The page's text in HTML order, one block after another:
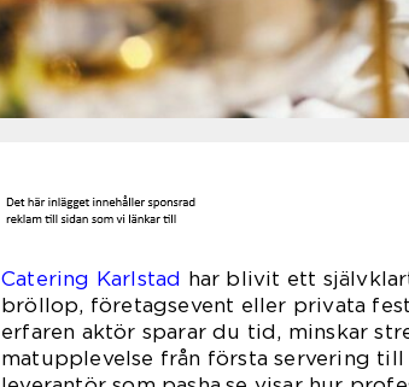
Catering Karlstad har blivit ett
bröllop, företagsevent eller privata
erfaren aktör sparar du tid, minskar
matupplevelse från första servering till